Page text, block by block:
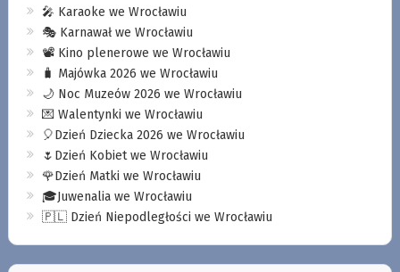
🎤 Karaoke we Wrocławiu
🎭 Karnawał we Wrocławiu
📽️ Kino plenerowe we Wrocławiu
🧳 Majówka 2026 we Wrocławiu
🌙 Noc Muzeów 2026 we Wrocławiu
💌 Walentynki we Wrocławiu
🎈Dzień Dziecka 2026 we Wrocławiu
🌷Dzień Kobiet we Wrocławiu
🌹Dzień Matki we Wrocławiu
🎓Juwenalia we Wrocławiu
🇵🇱 Dzień Niepodległości we Wrocławiu